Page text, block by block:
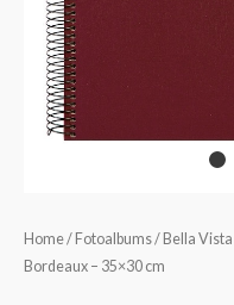
Home/ Fotoalbums/ Bella Vista
Bordeaux – 35×30 cm
Spiraalalbum
Bella